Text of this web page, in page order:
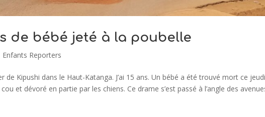
de bébé jeté à la poubelle
Enfants Reporters
de Kipushi dans le Haut-Katanga. J’ai 15 ans. Un bébé a été trouvé mort ce
et dévoré en partie par les chiens. Ce drame s’est passé à l’angle des